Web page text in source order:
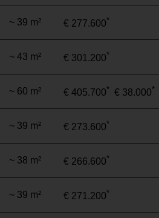
~ 39 m² € 277.600*
~ 43 m² € 301.200*
~ 60 m² € 405.700* € 38.000*
~ 39 m² € 273.600*
~ 38 m² € 266.600*
~ 39 m² € 271.200*